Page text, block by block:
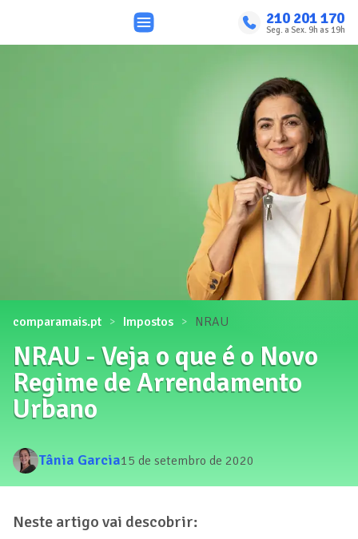
210 201 170
Seg. a Sex. 9h as 19h
comparamais.pt Impostos NRAU
NRAU - Veja o que é o Novo
Regime de Arrendamento
Urbano
Tânia Garcia15 de setembro de 2020
Neste artigo vai descobrir: